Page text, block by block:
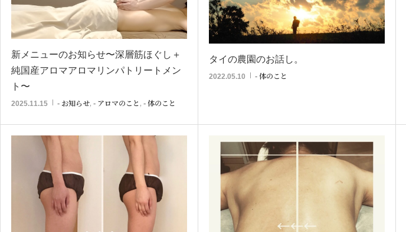
新メニューのお知らせ〜深層筋ほぐし＋
純国産アロマアロマリンパトリートメン
ト〜
2025.11.15 - お知らせ, - アロマのこと , - 体のこと
タイの農園のお話し。
2022.05.10 - 体のこと